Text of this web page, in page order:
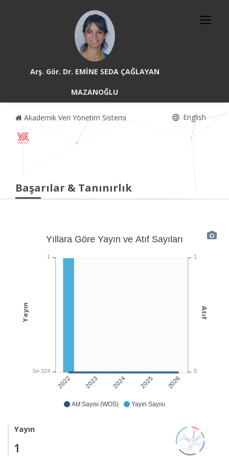
Arş. Gör. Dr. EMİNE SEDA ÇAĞLAYAN
MAZANOĞLU
Akademik Veri Yönetim Sistemi English
Başarılar & Tanınırlık
Atıf Sayısı (WOS) Yayın Sayısı
2022 2023 2024 2025 2026
Yıllara Göre Yayın ve Atıf Sayıları
1
0
Atıf
1
5e-324
Yayın
Yayın
1